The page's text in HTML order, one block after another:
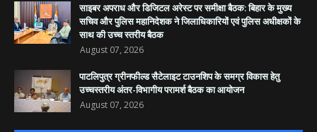
साइबर अपराध और डिजिटल अरेस्ट पर समीक्षा बैठक: बिहार के मुख्य
सचिव और पुलिस महानिदेशक ने जिलाधिकारियों एवं पुलिस अधीक्षकों के
साथ की उच्च स्तरीय बैठक
August 07, 2026
पाटलिपुत्र ग्रीनफील्ड सैटेलाइट टाउनशिप के समग्र विकास हेतु
उच्चस्तरीय अंतर-विभागीय परामर्श बैठक का आयोजन
August 07, 2026